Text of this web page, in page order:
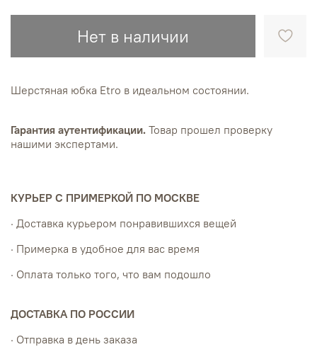
Нет в наличии
Шерстяная юбка Etro в идеальном состоянии.
Гарантия аутентификации. Товар прошел проверку
нашими экспертами.
КУРЬЕР С ПРИМЕРКОЙ ПО МОСКВЕ
· Доставка курьером понравившихся вещей
· Примерка в удобное для вас время
· Оплата только того, что вам подошло
ДОСТАВКА ПО РОССИИ
· Отправка в день заказа